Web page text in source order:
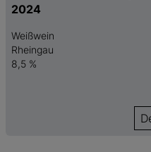
2024
Weißwein
Rheingau
8,5 %